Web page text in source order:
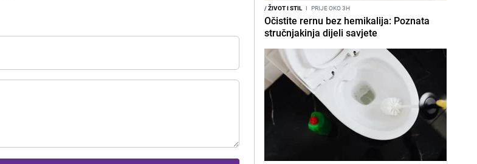
/ŽIVOT I STIL I PRIJE OKO 3H
Očistite rernu bez hemikalija: Poznata
stručnjakinja dijeli savjete